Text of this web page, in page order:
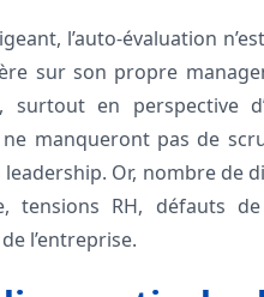
l’auto-évaluation
sur son propre
surtout en perspective
manqueront pas de
Or, nombre de
tensions RH, défauts
l’entreprise.